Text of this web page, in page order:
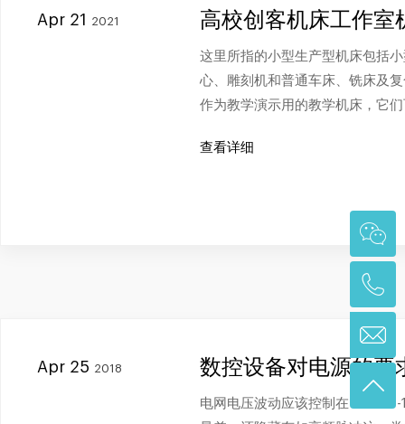
Apr 21 2021 高校创客机床工作室
这里所指的小型生产型机床包括
心、雕刻机和普通车床、铣床及
作为教学演示用的教学机床，它
查看详细
Apr 25 2018 数控设备对电源的要
电网电压波动应该控制在+10%～